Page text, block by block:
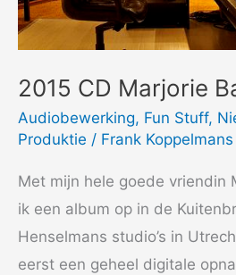
2015 CD Marjorie
Audiobewerking, Fun Stuff,
Produktie / Frank Koppelmans
Met mijn hele goede vriendin
ik een album op in de
Henselmans studio’s in
eerst een geheel digitale